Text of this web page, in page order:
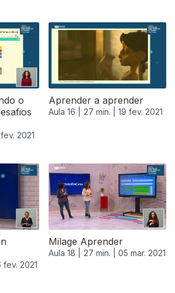
o
2021
Aprender a aprender
Aula 16 | 27 min. | 19 fev. 2021
fev. 2021
Milage Aprender
Aula 18 | 27 min. | 05 mar. 2021